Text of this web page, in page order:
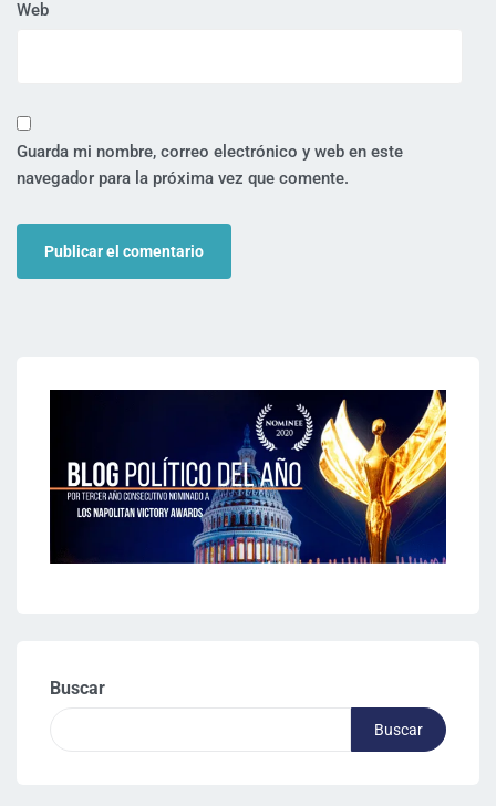
Web
Guarda mi nombre, correo electrónico y web en este
navegador para la próxima vez que comente.
Buscar
Buscar